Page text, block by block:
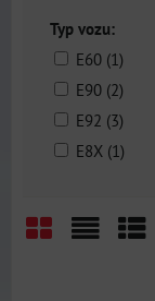
Typ vozu:
E60 (1)
E90 (2)
E92 (3)
E8X (1)